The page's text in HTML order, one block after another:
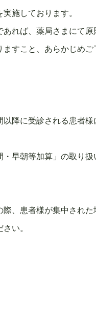
施しております。
れば、薬局さまにて原
すこと、あらかじめご
降に受診される患者様
早朝等加算」の取り扱
、患者様が集中された
い。